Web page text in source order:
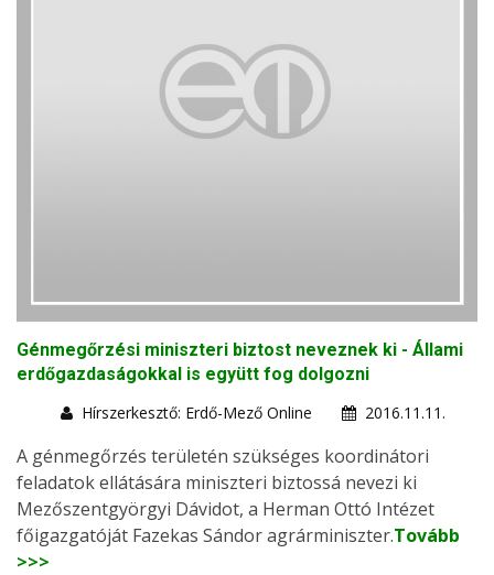
Génmegőrzési miniszteri biztost neveznek ki - Állami
erdőgazdaságokkal is együtt fog dolgozni
Hírszerkesztő: Erdő-Mező Online
2016.11.11.
A génmegőrzés területén szükséges koordinátori
feladatok ellátására miniszteri biztossá nevezi ki
Mezőszentgyörgyi Dávidot, a Herman Ottó Intézet
főigazgatóját Fazekas Sándor agrárminiszter.Tovább
>>>